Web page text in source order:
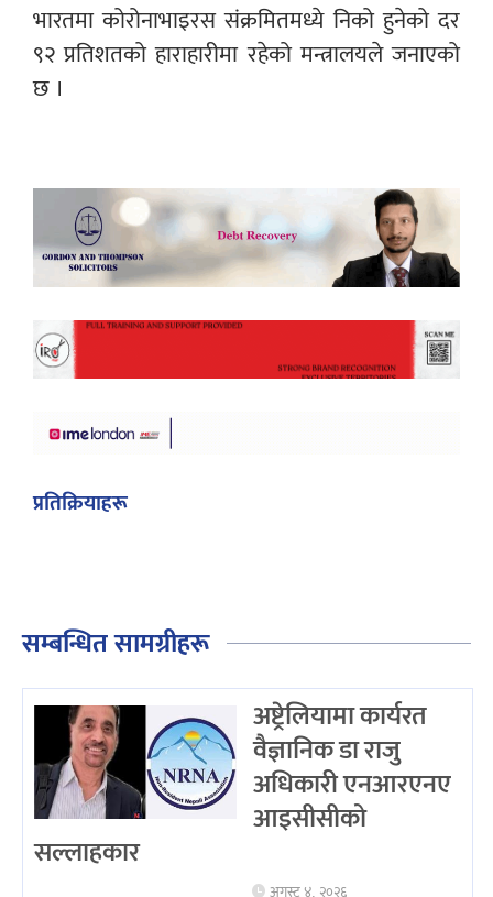
भारतमा कोरोनाभाइरस संक्रमितमध्ये निको हुनेको दर
९२ प्रतिशतको हाराहारीमा रहेको मन्त्रालयले जनाएको
छ ।
प्रतिक्रियाहरू
सम्बन्धित सामग्रीहरू
अष्ट्रेलियामा कार्यरत
वैज्ञानिक डा राजु
अधिकारी एनआरएनए
आइसीसीको
सल्लाहकार